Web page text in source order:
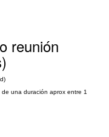
reunión
una duración aprox entre 1